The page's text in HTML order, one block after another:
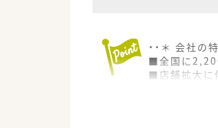
・・＊ 会社の
■全国に
■店舗拡大に
■職種や職
■薬剤師が